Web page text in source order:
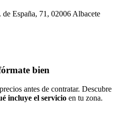
España, 71, 02006 Albacete
bien
antes de contratar. Descubre
incluye el servicio en tu zona.